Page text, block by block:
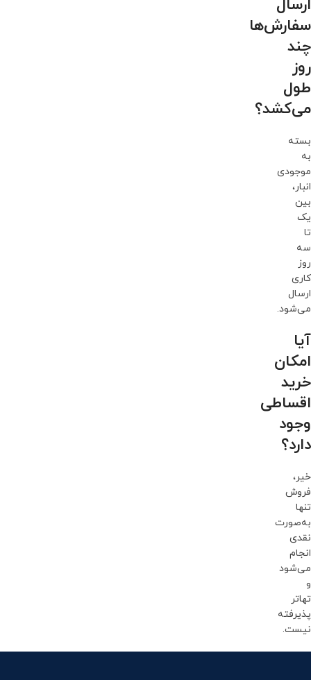
ارسال
سفارش‌ها
چند
روز
طول
می‌کشد؟
بسته
به
موجودی
انبار،
بین
یک
تا
سه
روز
کاری
ارسال
می‌شود.
آیا
امکان
خرید
اقساطی
وجود
دارد؟
خیر،
فروش
تنها
به‌صورت
نقدی
انجام
می‌شود
و
تهاتر
پذیرفته
نیست.